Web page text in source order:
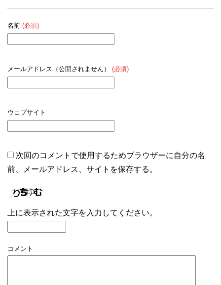
名前 (必須)
メールアドレス（公開されません） (必須)
ウェブサイト
次回のコメントで使用するためブラウザーに自分の名
前、メールアドレス、サイトを保存する。
上に表示された文字を入力してください。
コメント